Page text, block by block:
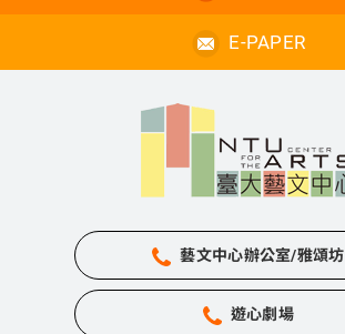
E-PAPER
藝文中心辦公室/雅頌坊
遊心劇場